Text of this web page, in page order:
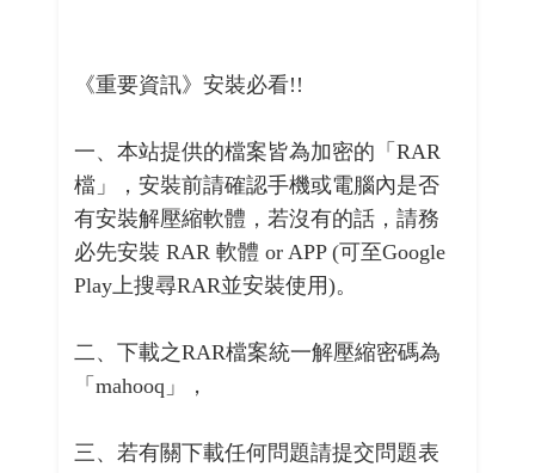
《重要資訊》安裝必看!!
一、本站提供的檔案皆為加密的「RAR
檔」，安裝前請確認手機或電腦內是否
有安裝解壓縮軟體，若沒有的話，請務
必先安裝 RAR 軟體 or APP (可至Google
Play上搜尋RAR並安裝使用)。
二、下載之RAR檔案統一解壓縮密碼為
「mahooq」，
三、若有關下載任何問題請提交問題表